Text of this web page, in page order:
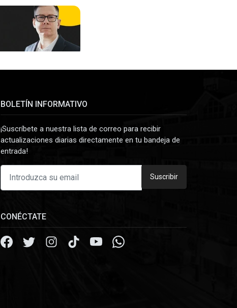
BOLETÍN INFORMATIVO
¡Suscríbete a nuestra lista de correo para recibir
actualizaciones diarias directamente en tu bandeja de
entrada!
Suscribir
CONÉCTATE